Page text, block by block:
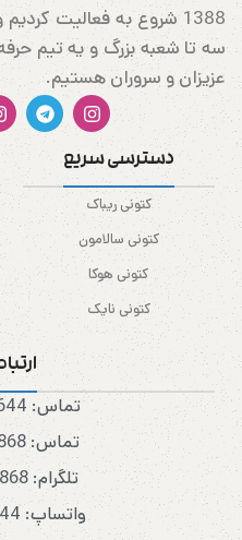
1388 شروع به فعالیت
سه تا شعبه بزرگ و یه تیم
عزیزان و سروران هستیم.
دسترسی سریع
کتونی ریباک
کتونی سالامون
کتونی هوکا
کتونی نایک
تماس: 09381370644
تماس: 09009479868
تلگرام: 09009479868
واتساپ: 09381370644